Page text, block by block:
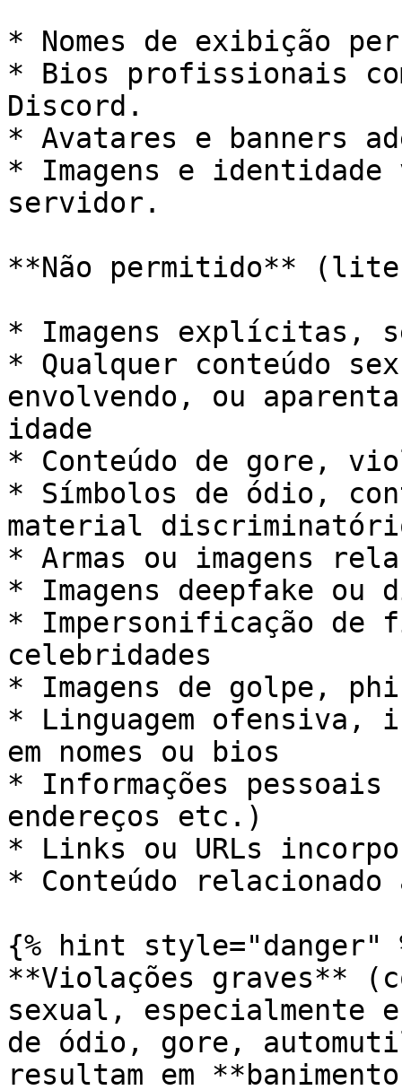
* Nomes de exibição
* Bios profissionais
Discord.
* Avatares e banners
* Imagens e
servidor.
**Não permitido**
* Imagens explícitas,
* Qualquer conteúdo
envolvendo, ou
idade
* Conteúdo de gore,
* Símbolos de ódio,
material
* Armas ou imagens
* Imagens deepfake ou
* Impersonificação de
celebridades
* Imagens de golpe,
* Linguagem ofensiva,
em nomes ou bios
* Informações
endereços etc.)
* Links ou URLs
* Conteúdo
{% hint style="danger"
**Violações graves**
sexual, especialmente
de ódio, gore,
resultam em